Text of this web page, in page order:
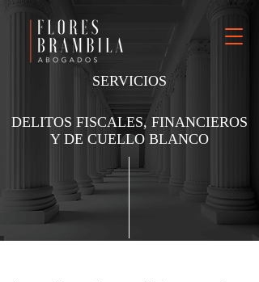
SERVICIOS
DELITOS FISCALES, FINANCIEROS
Y DE CUELLO BLANCO